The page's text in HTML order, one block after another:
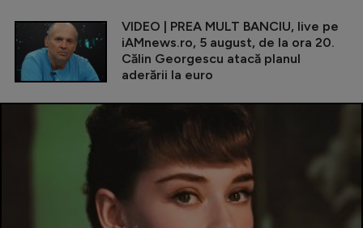
VIDEO | PREA MULT BANCIU, live pe
iAMnews.ro, 5 august, de la ora 20.
Călin Georgescu atacă planul
aderării la euro